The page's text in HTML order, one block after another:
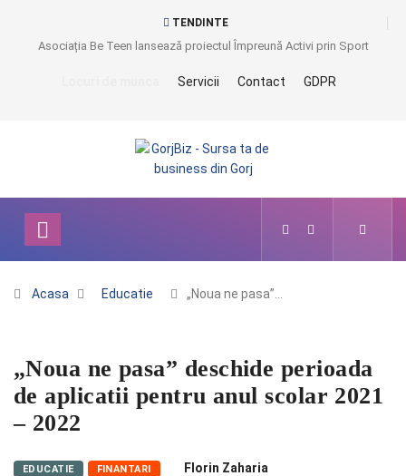
TENDINTE
Asociația Be Teen lansează proiectul Împreună Activi prin Sport
Servicii Contact GDPR
Acasa Educatie „Noua ne pasa”…
„Noua ne pasa” deschide perioada
de aplicatii pentru anul scolar 2021
– 2022
EDUCATIE FINANTARI
Florin Zaharia